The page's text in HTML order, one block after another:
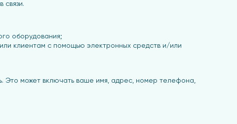
связи.
оборудования;
клиентам с помощью электронных средств и/или
Это может включать ваше имя, адрес, номер телефона,